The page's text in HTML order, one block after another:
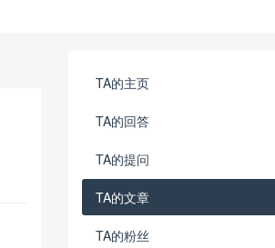
TA的主页
TA的回答
TA的提问
TA的文章
TA的粉丝